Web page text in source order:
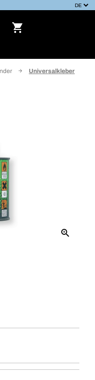
Universalkleber